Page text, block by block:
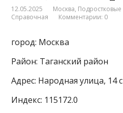
12.05.2025 Москва, Подростковые
Справочная
Комментарии: 0
город: Москва
Район: Таганский район
Адрес: Народная улица, 14
Индекс: 115172.0